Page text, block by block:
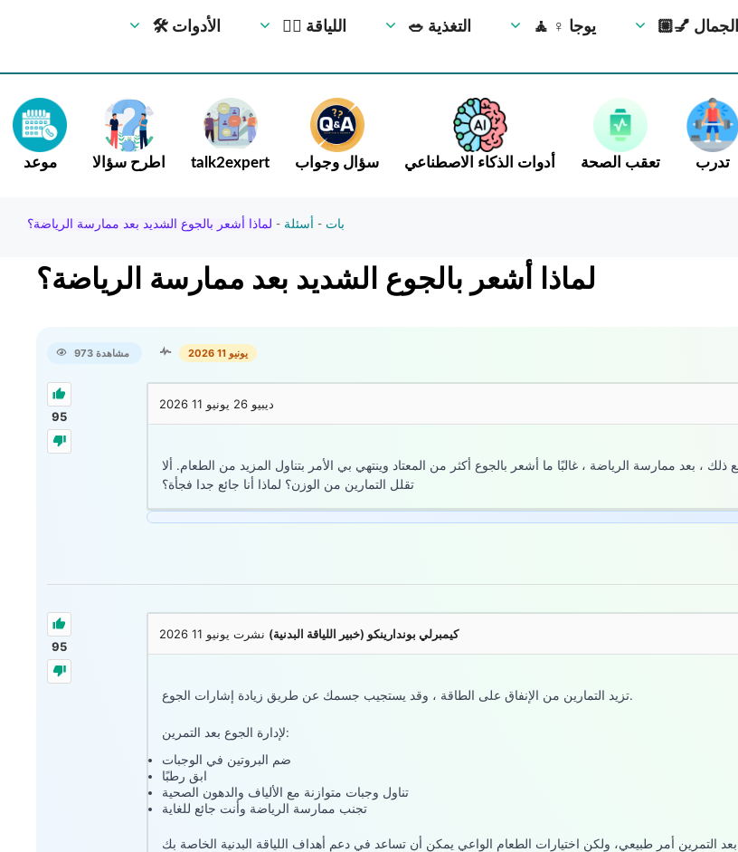
🛠 الأدوات 🏋️‍♀️ اللياقة 🥗 التغذية 🧘 ‍♀️ يوجا الجمال
موعد اطرح سؤالا talk2expert سؤال وجواب أدوات الذكاء الاصطناعي تعقب الصحة تدرب
بات - أسئلة - لماذا أشعر بالجوع الشديد بعد ممارسة الرياضة؟
لماذا أشعر بالجوع الشديد بعد ممارسة الرياضة؟
973 مشاهدة يونيو 11 2026
95
ديبيو 26 يونيو 11 2026
، بعد ممارسة الرياضة ، غالبًا ما أشعر بالجوع أكثر من المعتاد وينتهي بي الأمر بتناول المزيد من الطعام. ألا
تقلل التمارين من الوزن؟ لماذا أنا جائع جدا فجأة؟
95
كيمبرلي بوندارينكو (خبير اللياقة البدنية) نشرت يونيو 11 2026
تزيد التمارين من الإنفاق على الطاقة ، وقد يستجيب جسمك عن طريق زيادة إشارات الجوع.
لإدارة الجوع بعد التمرين:
ضم البروتين في الوجبات
ابق رطبًا
تناول وجبات متوازنة مع الألياف والدهون الصحية
تجنب ممارسة الرياضة وأنت جائع للغاية